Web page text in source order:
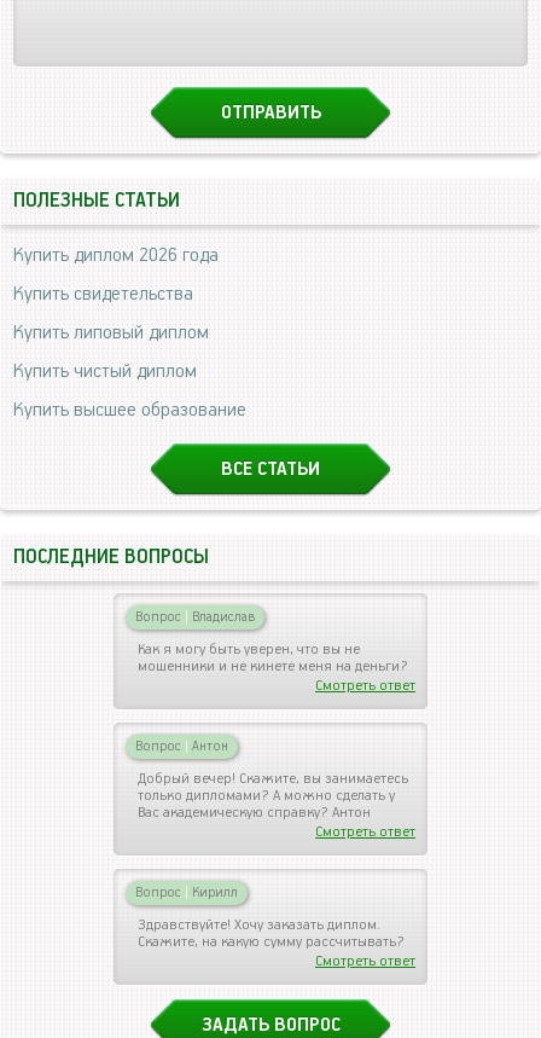
ПОЛЕЗНЫЕ СТАТЬИ
Купить диплом 2026 года
Купить свидетельства
Купить липовый диплом
Купить чистый диплом
Купить высшее образование
ВСЕ СТАТЬИ
ПОСЛЕДНИЕ ВОПРОСЫ
Вопрос | Владислав
Как я могу быть уверен, что вы не
мошенники и не кинете меня на деньги?
Смотреть ответ
Вопрос | Антон
Добрый вечер! Скажите, вы занимаетесь
только дипломами? А можно сделать у
Вас академическую справку? Антон
Смотреть ответ
Вопрос | Кирилл
Здравствуйте! Хочу заказать диплом.
Скажите, на какую сумму рассчитывать?
Смотреть ответ
ЗАДАТЬ ВОПРОС